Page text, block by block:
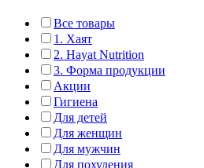
Все товары
1. Хаят
2. Hayat Nutrition
3. Форма продукции
Акции
Гигиена
Для детей
Для женщин
Для мужчин
Для похудения